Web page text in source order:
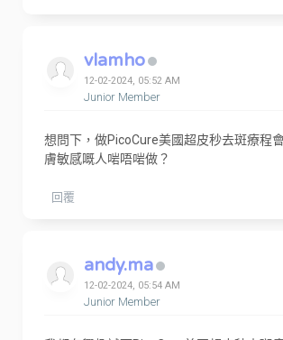
vlamho
12-02-2024, 05:52 AM
Junior Member
想問下，做PicoCure美國超皮秒去斑療程
膚敏感嘅人啱唔啱做？
回覆
andy.ma
12-02-2024, 05:54 AM
Junior Member